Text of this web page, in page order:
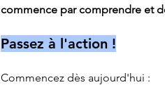
commence par comprendre et
Passez à l'action !
Commencez dès aujourd'hui :